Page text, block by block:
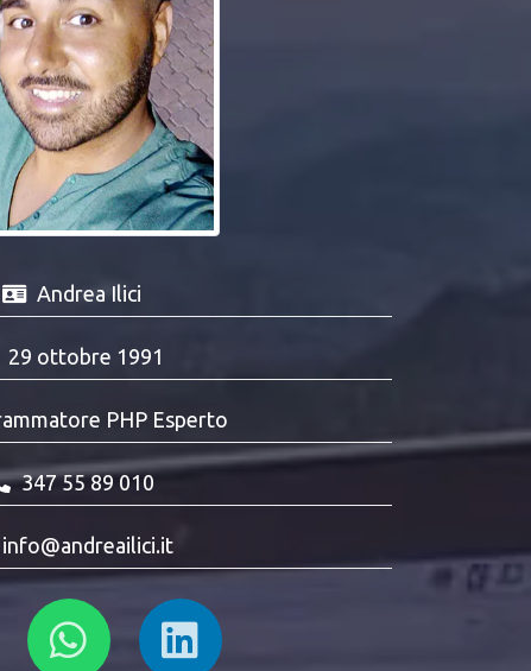
Andrea Ilici
29 ottobre 1991
PHP Esperto
347 55 89 010
info@andreailici.it